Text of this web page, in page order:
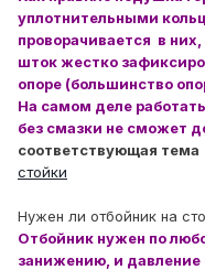
уплотнительными
проворачивается в
шток жестко
опоре (большинство
На самом деле
без смазки не сможет
соответствующая тема
стойки
Нужен ли отбойник на
Отбойник нужен по
занижению, и давление